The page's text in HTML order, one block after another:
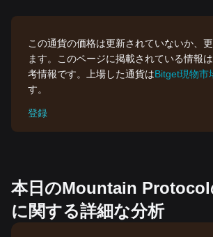
この通貨の価格は更新されていないか、
ます。このページに掲載されている情報
考情報です。上場した通貨はBitget現物市
す。
登録
本日のMountain Protocol
に関する詳細な分析